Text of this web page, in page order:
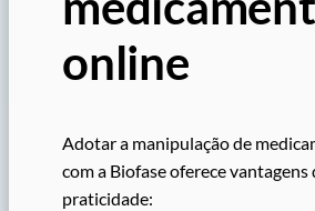
online
Adotar a manipulação de
com a Biofase oferece vantagens
praticidade: